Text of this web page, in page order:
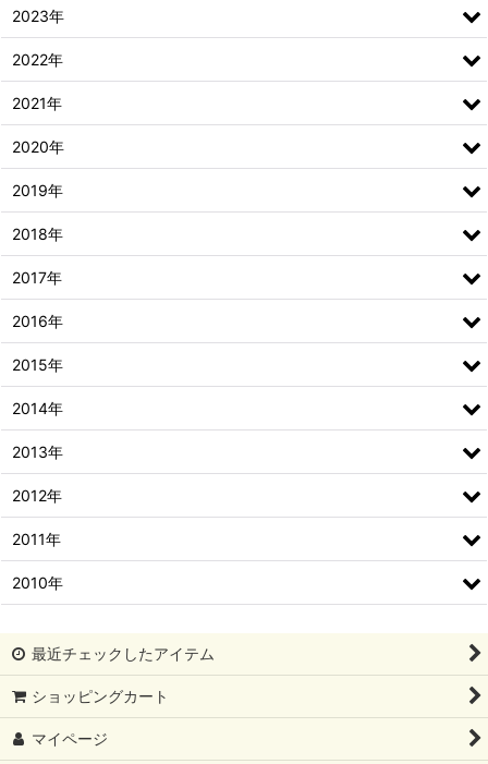
2023年
2022年
2021年
2020年
2019年
2018年
2017年
2016年
2015年
2014年
2013年
2012年
2011年
2010年
最近チェックしたアイテム
ショッピングカート
マイページ